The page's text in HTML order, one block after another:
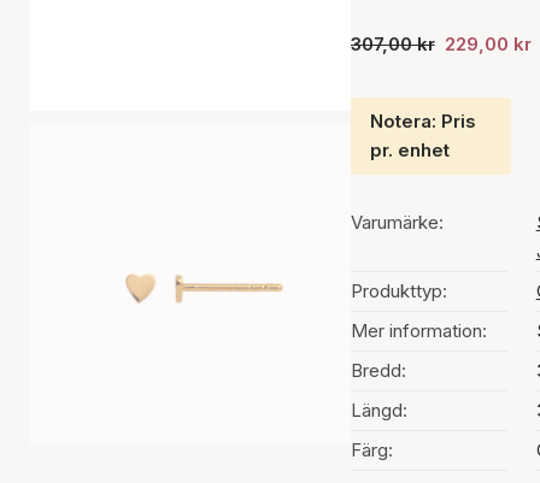
307,00 kr 229,00 kr
Notera: Pris
pr. enhet
Varumärke:
Produkttyp:
Mer information:
Bredd:
Längd:
Färg: